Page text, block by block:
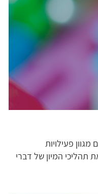
פעילויות
תהליכי המיון של דברי